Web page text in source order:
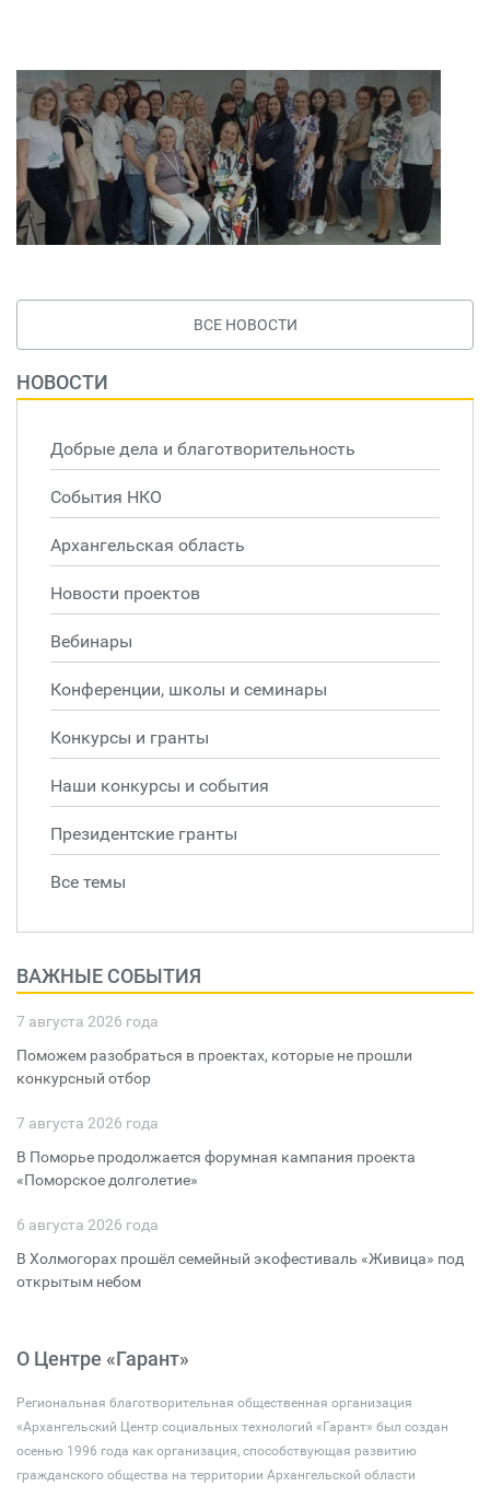
ВСЕ НОВОСТИ
НОВОСТИ
Добрые дела и благотворительность
События НКО
Архангельская область
Новости проектов
Вебинары
Конференции, школы и семинары
Конкурсы и гранты
Наши конкурсы и события
Президентские гранты
Все темы
ВАЖНЫЕ СОБЫТИЯ
7 августа 2026 года
Поможем разобраться в проектах, которые не прошли
конкурсный отбор
7 августа 2026 года
В Поморье продолжается форумная кампания проекта
«Поморское долголетие»
6 августа 2026 года
В Холмогорах прошёл семейный экофестиваль «Живица» под
открытым небом
О Центре «Гарант»
Региональная благотворительная общественная организация
«Архангельский Центр социальных технологий «Гарант» был создан
осенью 1996 года как организация, способствующая развитию
гражданского общества на территории Архангельской области